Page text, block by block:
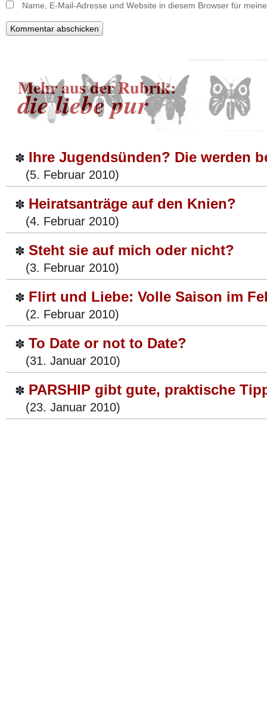
Name, E-Mail-Adresse und Website in diesem Browser für
Mehr aus der Rubrik:
die liebe pur
✽ Ihre Jugendsünden? Die werden
(5. Februar 2010)
✽ Heiratsanträge auf den Knien?
(4. Februar 2010)
✽ Steht sie auf mich oder nicht?
(3. Februar 2010)
✽ Flirt und Liebe: Volle Saison im
(2. Februar 2010)
✽ To Date or not to Date?
(31. Januar 2010)
✽ PARSHIP gibt gute, praktische
(23. Januar 2010)